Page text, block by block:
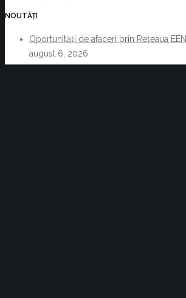
NOUTĂȚI
Oportunități de afaceri prin Rețeaua EEN
august 6, 2026